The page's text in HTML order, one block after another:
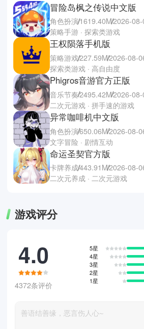
冒险岛枫之传说中文版
角色扮演1619.40M2026-
策略手游 · 探索类游戏
王权陨落手机版
策略游戏227.59M2026-08-
探索类游戏 · 高自由度
Phigros音游官方正版
音乐节奏2495.42M2026-
二次元游戏 · 拼手速的游戏
异常咖啡机中文版
角色扮演650.06M2026-08-
文字冒险 · 剧情互动
命运圣契官方版
卡牌养成443.91M2026-08-
二次元养成 · 二次元游戏
游戏评分
4.0
4372条评价
5星
4星
3星
2星
1星